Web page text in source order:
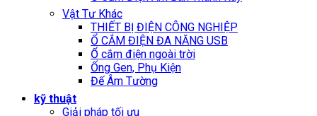
Vật Tư Khác
THIẾT BỊ ĐIỆN CÔNG NGHIỆP
Ổ CẮM ĐIỆN ĐA NĂNG USB
Ổ cắm điện ngoài trời
Ống Gen, Phụ Kiện
Đế Âm Tường
kỹ thuật
Giải pháp tối ưu